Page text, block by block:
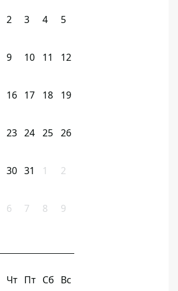
2 3 4 5
9 10 11 12
16 17 18 19
23 24 25 26
30 31 1 2
6 7 8 9
Чт Пт Сб Вс